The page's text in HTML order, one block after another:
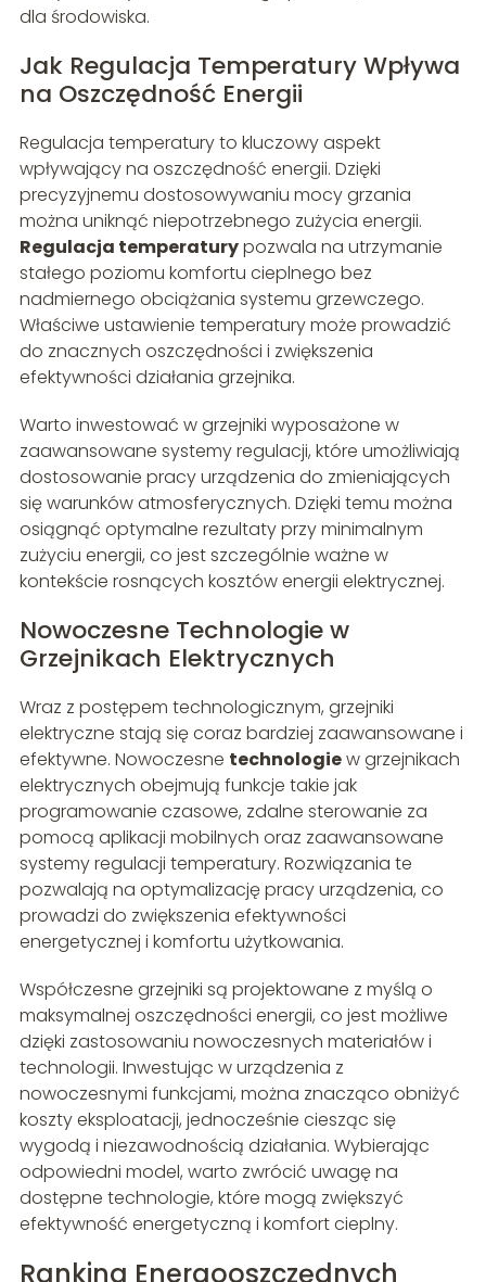
dla środowiska.
Jak Regulacja Temperatury Wpływa
na Oszczędność Energii
Regulacja temperatury to kluczowy aspekt
wpływający na oszczędność energii. Dzięki
precyzyjnemu dostosowywaniu mocy grzania
można uniknąć niepotrzebnego zużycia energii.
Regulacja temperaturypozwala na utrzymanie
stałego poziomu komfortu cieplnego bez
nadmiernego obciążania systemu grzewczego.
Właściwe ustawienie temperatury może prowadzić
do znacznych oszczędności i zwiększenia
efektywności działania grzejnika.
Warto inwestować w grzejniki wyposażone w
zaawansowane systemy regulacji, które umożliwiają
dostosowanie pracy urządzenia do zmieniających
się warunków atmosferycznych. Dzięki temu można
osiągnąć optymalne rezultaty przy minimalnym
zużyciu energii, co jest szczególnie ważne w
kontekście rosnących kosztów energii elektrycznej.
Nowoczesne Technologie w
Grzejnikach Elektrycznych
Wraz z postępem technologicznym, grzejniki
elektryczne stają się coraz bardziej zaawansowane i
efektywne. Nowoczesne technologiew grzejnikach
elektrycznych obejmują funkcje takie jak
programowanie czasowe, zdalne sterowanie za
pomocą aplikacji mobilnych oraz zaawansowane
systemy regulacji temperatury. Rozwiązania te
pozwalają na optymalizację pracy urządzenia, co
prowadzi do zwiększenia efektywności
energetycznej i komfortu użytkowania.
Współczesne grzejniki są projektowane z myślą o
maksymalnej oszczędności energii, co jest możliwe
dzięki zastosowaniu nowoczesnych materiałów i
technologii. Inwestując w urządzenia z
nowoczesnymi funkcjami, można znacząco obniżyć
koszty eksploatacji, jednocześnie ciesząc się
wygodą i niezawodnością działania. Wybierając
odpowiedni model, warto zwrócić uwagę na
dostępne technologie, które mogą zwiększyć
efektywność energetyczną i komfort cieplny.
Ranking Energooszczędnych